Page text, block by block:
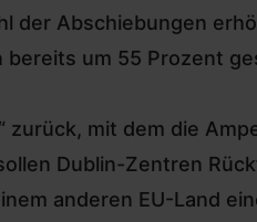
der Abschiebungen
um 55 Prozent
mit dem die
Dublin-Zentren
anderen EU-Land